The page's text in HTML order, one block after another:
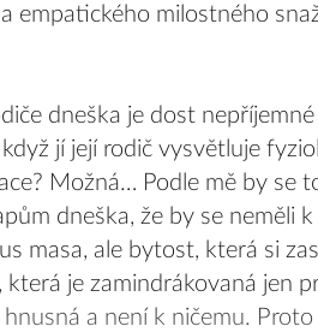
empatického milostného
dneška je dost
jí její rodič vysvětluje
Možná… Podle mě by se
dneška, že by se neměli
masa, ale bytost, která si
je zamindrákovaná jen
a není k ničemu.